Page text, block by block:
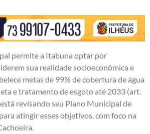
permite a Itabuna optar por
sua realidade socioeconômica e
metas de 99% de cobertura de água
e tratamento de esgoto até 2033 (art.
revisando seu Plano Municipal de
atingir esses objetivos, com foco na